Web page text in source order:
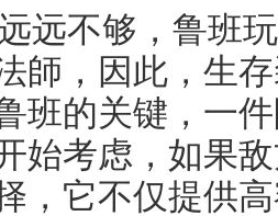
远不够，鲁班
師，因此，生
班的关键，一
始考虑，如果
，它不仅提供